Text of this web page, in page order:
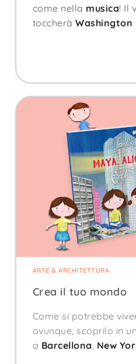
come nella musica! Il
toccherà Washington
ARTE & ARCHITETTURA
Crea il tuo mondo
Come si potrebbe
ovunque, scoprilo in
a Barcellona New